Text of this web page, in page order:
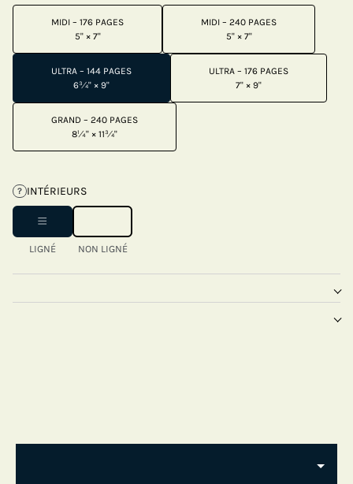
MIDI – 176 PAGES
5" × 7"
MIDI – 240 PAGES
5" × 7"
ULTRA – 144 PAGES
6¾" × 9"
ULTRA – 176 PAGES
7" × 9"
GRAND – 240 PAGES
8¼" × 11¾"
? INTÉRIEURS
LIGNÉ NON LIGNÉ